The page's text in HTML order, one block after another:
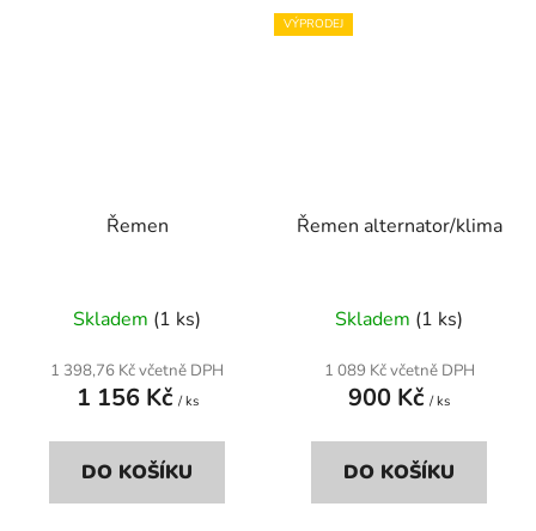
Řemen
Skladem (1 ks)
1 398,76 Kč včetně DPH
1 156 Kč / ks
DO KOŠÍKU
VÝPRODEJ
Řemen alternator/klima
Skladem (1 ks)
1 089 Kč včetně DPH
900 Kč / ks
DO KOŠÍKU